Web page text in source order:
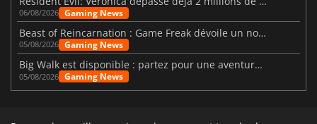
06/08/2026 Gaming News
Beast of Reincarnation : Game Freak dévoile un nouveau pari
05/08/2026 Gaming News
Big Walk est disponible : partez pour une aventure entre amis
05/08/2026 Gaming News